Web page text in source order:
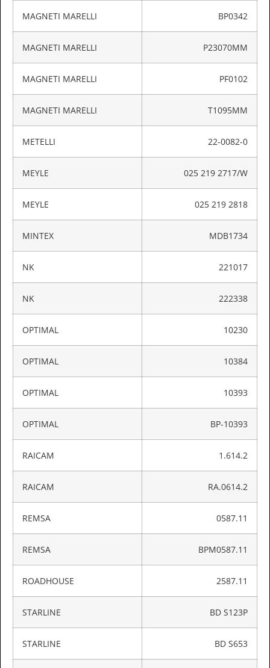
MAGNETI MARELLI BP0342
MAGNETI MARELLI P23070MM
MAGNETI MARELLI PF0102
MAGNETI MARELLI T1095MM
METELLI 22-0082-0
MEYLE 025 219 2717/W
MEYLE 025 219 2818
MINTEX MDB1734
NK 221017
NK 222338
OPTIMAL 10230
OPTIMAL 10384
OPTIMAL 10393
OPTIMAL BP-10393
RAICAM 1.614.2
RAICAM RA.0614.2
REMSA 0587.11
REMSA BPM0587.11
ROADHOUSE 2587.11
STARLINE BD S123P
STARLINE BD S653